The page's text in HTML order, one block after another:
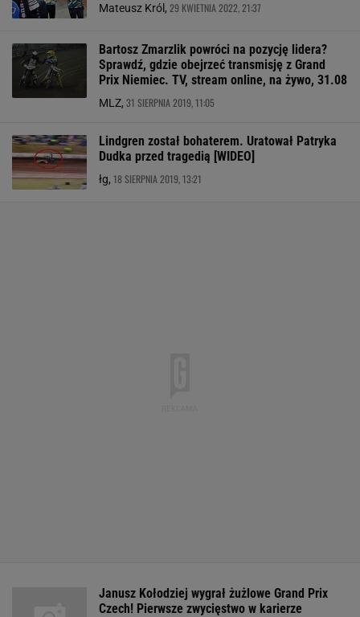
Mateusz Król, 29 KWIETNIA 2022, 21:37
Bartosz Zmarzlik powróci na pozycję lidera?
Sprawdź, gdzie obejrzeć transmisję z Grand
Prix Niemiec. TV, stream online, na żywo, 31.08
MLZ, 31 SIERPNIA 2019, 11:05
Lindgren został bohaterem. Uratował Patryka
Dudka przed tragedią [WIDEO]
łg, 18 SIERPNIA 2019, 13:21
Janusz Kołodziej wygrał żużlowe Grand Prix
Czech! Pierwsze zwycięstwo w karierze